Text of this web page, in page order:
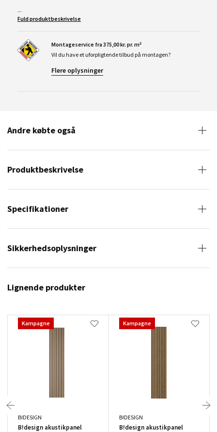
...
Fuld produktbeskrivelse
Montageservice fra 375,00 kr. pr. m²
Vil du have et uforpligtende tilbud på montagen?
Flere oplysninger
Andre købte også
Produktbeskrivelse
Specifikationer
Sikkerhedsoplysninger
Lignende produkter
Kampagne
B!DESIGN
B!design akustikpanel
Kampagne
B!DESIGN
B!design akustikpanel